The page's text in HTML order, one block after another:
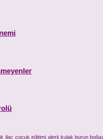
ilaç çocuk eğitimi alerji kulak burun